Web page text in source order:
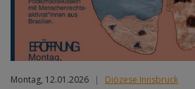
Montag, 12.01.2026 | Diözese Innsbruck